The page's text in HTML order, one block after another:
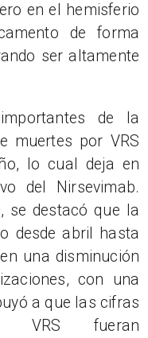
en el hemisferio
de forma
ser altamente
de la
muertes por VRS
lo cual deja en
del Nirsevimab.
se destacó que la
desde abril hasta
una disminución
con una
a que las cifras
VRS fueran